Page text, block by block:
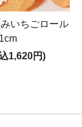
の部分を更新
したお客様
いちごロール
1,620円)